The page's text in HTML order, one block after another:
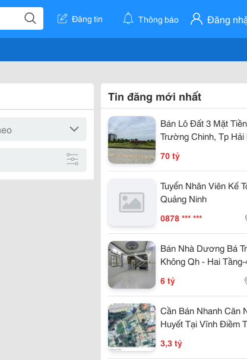
Đăng tin Thông báo Đăng
Tin đăng mới nhất
Bán Lô Đất 3 Mặt
Trường Chinh, Tp
789M2, Lô Góc, Kd
70 tỷ
Tuyển Nhân Viên Kế
Quảng Ninh
0878 *** ***
Bán Nhà Dương Bá
Không Qh - Hai
6 tỷ
Cần Bán Nhanh Căn
Huyết Tại Vĩnh Điềm
3,3 tỷ